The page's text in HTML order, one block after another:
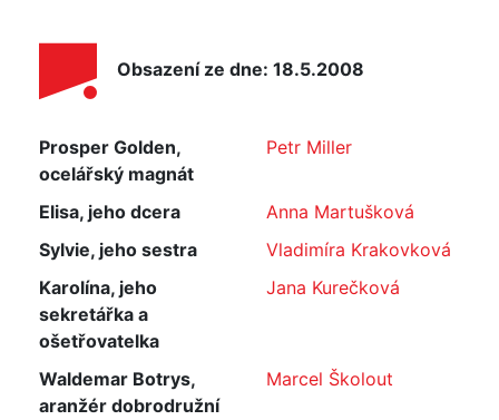
Obsazení ze dne: 18.5.2008
Prosper Golden,
ocelářský magnát
Petr Miller
Elisa, jeho dcera
Anna Martušková
Sylvie, jeho sestra
Vladimíra Krakovková
Karolína, jeho
sekretářka a
ošetřovatelka
Jana Kurečková
Waldemar Botrys,
aranžér dobrodružní
Marcel Školout